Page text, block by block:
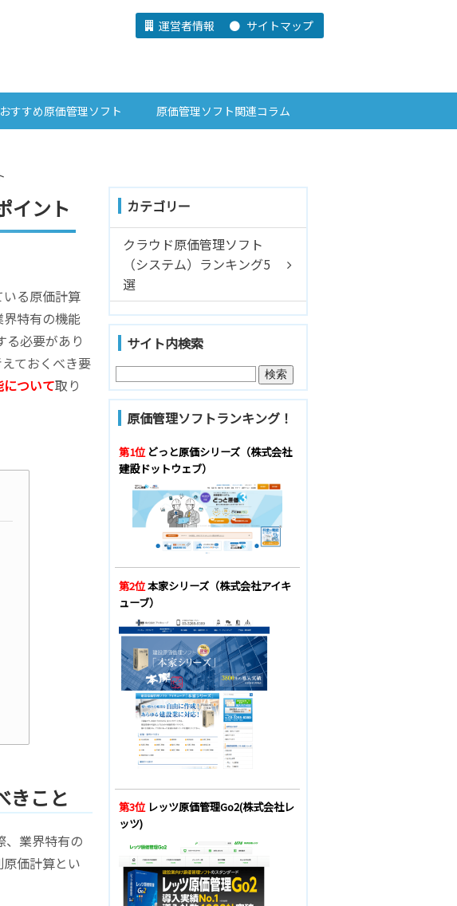
運営者情報 サイトマップ
すすめ原価管理ソフト 原価管理ソフト関連コラム
イント
る原価計算
特有の機能
る必要があり
ておくべき要
ついて取り
きこと
、業界特有の
価計算とい
カテゴリー
クラウド原価管理ソフト
（システム）ランキング5
選
サイト内検索
原価管理ソフトランキング！
第1位 どっと原価シリーズ（株式会社
建設ドットウェブ）
第2位本家シリーズ（株式会社アイキ
ューブ）
第3位 レッツ原価管理Go2(株式会社レ
ッツ)